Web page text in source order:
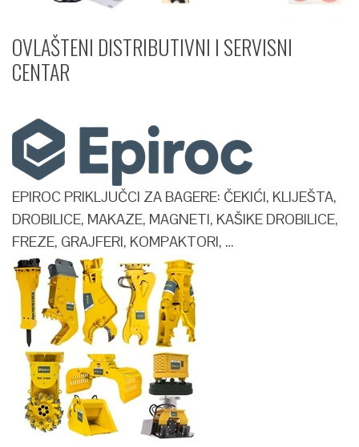
OVLAŠTENI DISTRIBUTIVNI I SERVISNI
CENTAR​
EPIROC PRIKLJUČCI ZA BAGERE: ČEKIĆI, KLIJEŠTA,
DROBILICE, MAKAZE, MAGNETI, KAŠIKE DROBILICE,
FREZE, GRAJFERI, KOMPAKTORI, …